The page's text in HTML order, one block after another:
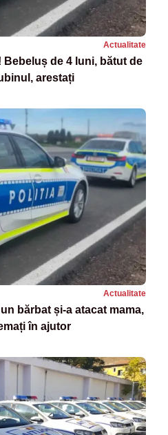
Actualitate
Bebeluș de 4 luni, bătut de
arestați
Actualitate
bărbat și-a atacat mama,
în ajutor